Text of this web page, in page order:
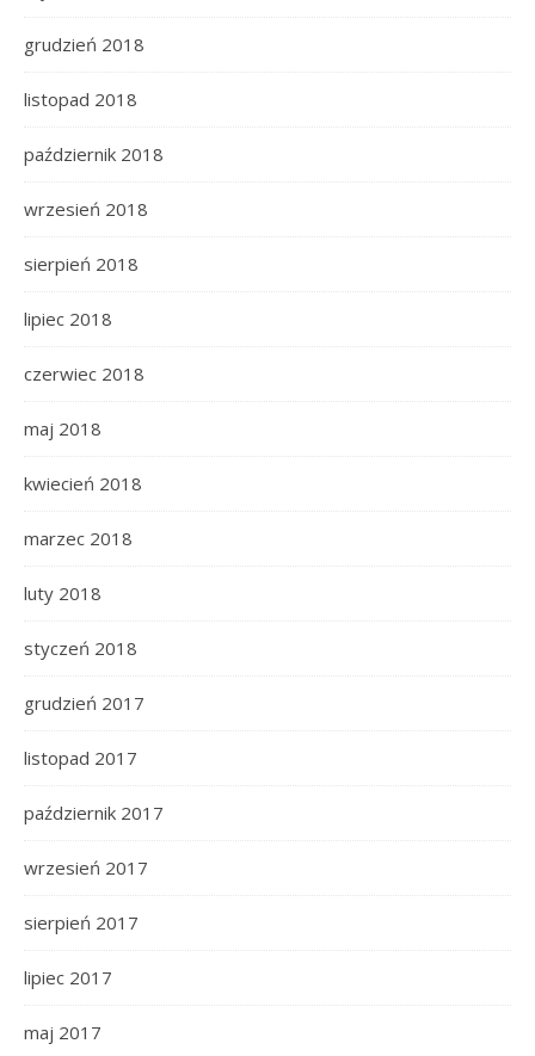
grudzień 2018
listopad 2018
październik 2018
wrzesień 2018
sierpień 2018
lipiec 2018
czerwiec 2018
maj 2018
kwiecień 2018
marzec 2018
luty 2018
styczeń 2018
grudzień 2017
listopad 2017
październik 2017
wrzesień 2017
sierpień 2017
lipiec 2017
maj 2017